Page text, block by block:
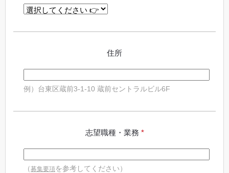
住所
例）台東区蔵前3-1-10 蔵前セントラルビル6F
志望職種・業務 *
（募集要項を参考してください）